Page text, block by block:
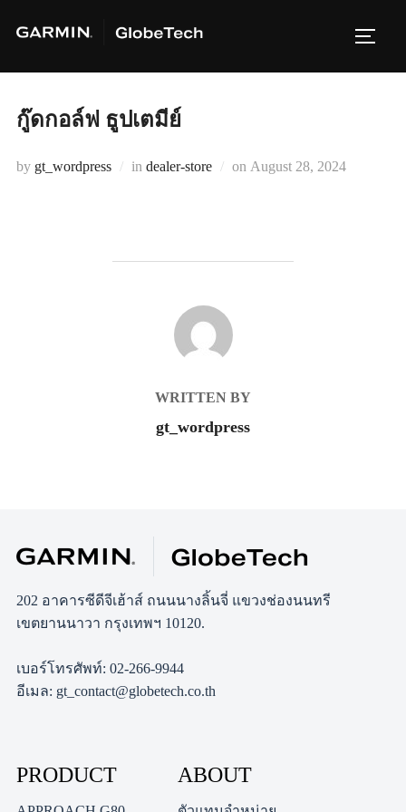
กู๊ดกอล์ฟ ธูปเตมีย์
by gt_wordpress in dealer-store on Posted
August 28, 2024
POST AUTHOR
WRITTEN BY
gt_wordpress
202 อาคารซีดีจีเฮ้าส์ ถนนนางลิ้นจี่ แขวงช่องนนทรี
เขตยานนาวา กรุงเทพฯ 10120.
เบอร์โทรศัพท์: 02-266-9944
อีเมล: gt_contact@globetech.co.th
PRODUCT ABOUT